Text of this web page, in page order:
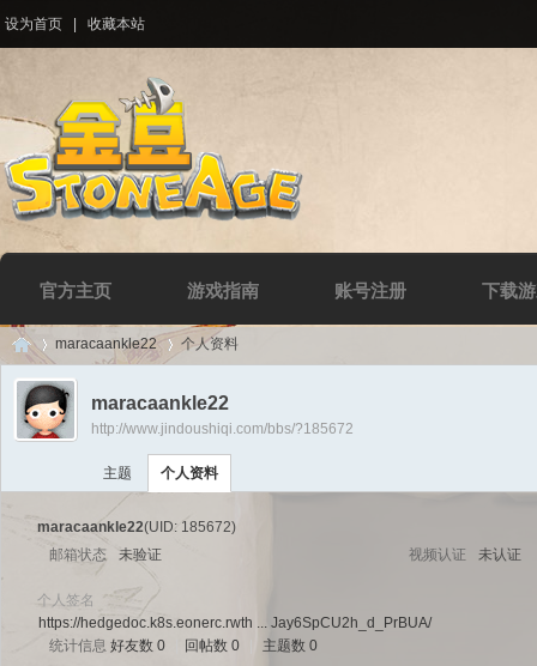
设为首页 收藏本站
官方主页 游戏指南 账号注册 下载
Di ›
maracaankle22 个人资料
maracaankle22
http://www.jindoushiqi.com/bbs/?185672
主题 个人资料
maracaankle22(UID: 185672)
邮箱状态
未验证 视频认证 未认证
个人签名
https://hedgedoc.k8s.eonerc.rwth ... Jay6SpCU2h_d_PrBUA/
统计信息 好友数 0 回帖数 0 主题数 0